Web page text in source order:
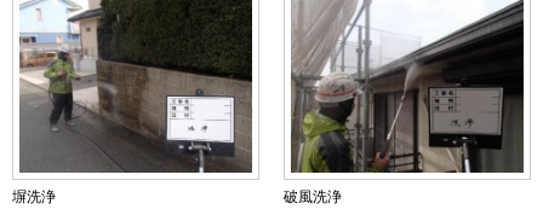
塀洗浄 破風洗浄